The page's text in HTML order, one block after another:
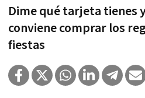
Dime qué tarjeta tienes
conviene comprar los
fiestas